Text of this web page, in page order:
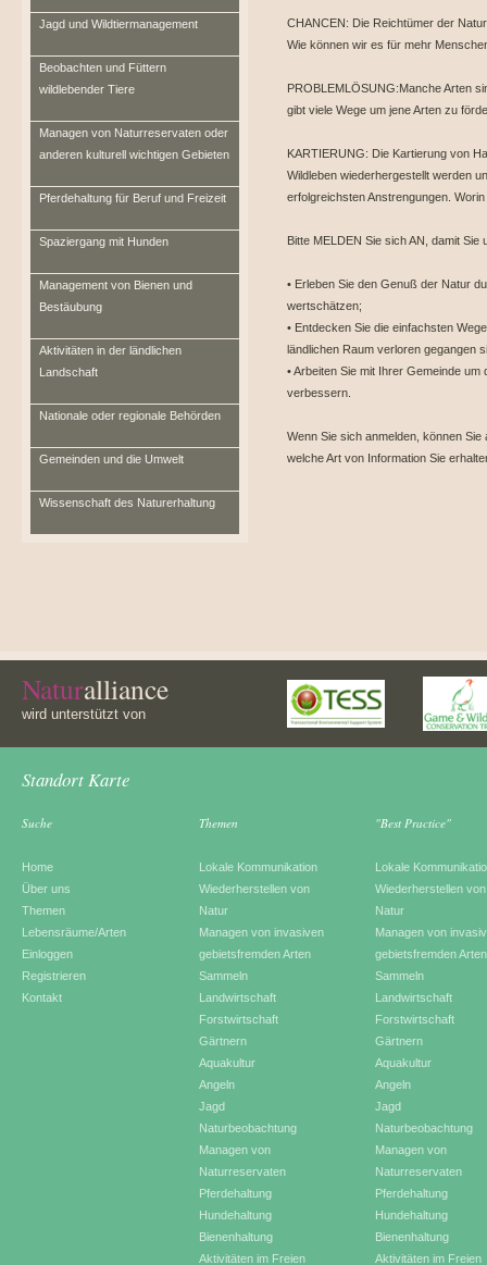
Jagd und Wildtiermanagement
Beobachten und Füttern
wildlebender Tiere
Managen von Naturreservaten oder
anderen kulturell wichtigen Gebieten
Pferdehaltung für Beruf und Freizeit
Spaziergang mit Hunden
Management von Bienen und
Bestäubung
Aktivitäten in der ländlichen
Landschaft
Nationale oder regionale Behörden
Gemeinden und die Umwelt
Wissenschaft des Naturerhaltung
CHANCEN: Die Reichtümer der
Wie können wir es für mehr
PROBLEMLÖSUNG:Manche Arten
gibt viele Wege um jene Arten zu
KARTIERUNG: Die Kartierung von
Wildleben wiederhergestellt werden
erfolgreichsten Anstrengungen.
Bitte MELDEN Sie sich AN, damit Sie
• Erleben Sie den Genuß der Natur
wertschätzen;
• Entdecken Sie die einfachsten
ländlichen Raum verloren gegangen
• Arbeiten Sie mit Ihrer Gemeinde
verbessern.
Wenn Sie sich anmelden, können
welche Art von Information Sie
Naturalliance
wird unterstützt von
Standort Karte
Suche
Home
Über uns
Themen
Lebensräume/Arten
Einloggen
Registrieren
Kontakt
Themen
Lokale Kommunikation
Wiederherstellen von
Natur
Managen von invasiven
gebietsfremden Arten
Sammeln
Landwirtschaft
Forstwirtschaft
Gärtnern
Aquakultur
Angeln
Jagd
Naturbeobachtung
Managen von
Naturreservaten
Pferdehaltung
Hundehaltung
Bienenhaltung
Aktivitäten im Freien
"Best Practice"
Lokale
Wiederherstellen von
Natur
Managen von
gebietsfremden Arten
Sammeln
Landwirtschaft
Forstwirtschaft
Gärtnern
Aquakultur
Angeln
Jagd
Naturbeobachtung
Managen von
Naturreservaten
Pferdehaltung
Hundehaltung
Bienenhaltung
Aktivitäten im Freien